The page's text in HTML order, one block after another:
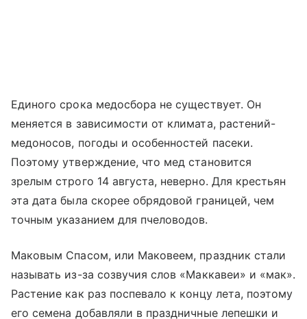
Единого срока медосбора не существует. Он
меняется в зависимости от климата, растений-
медоносов, погоды и особенностей пасеки.
Поэтому утверждение, что мед становится
зрелым строго 14 августа, неверно. Для крестьян
эта дата была скорее обрядовой границей, чем
точным указанием для пчеловодов.
Маковым Спасом, или Маковеем, праздник стали
называть из-за созвучия слов «Маккавеи» и «мак».
Растение как раз поспевало к концу лета, поэтому
его семена добавляли в праздничные лепешки и